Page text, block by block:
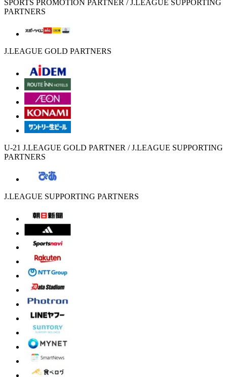
SPORTS PROMOTION PARTNER / J.LEAGUE SUPPORTING
PARTNERS
J.LEAGUE GOLD PARTNERS
U-21 J.LEAGUE GOLD PARTNER / J.LEAGUE SUPPORTING
PARTNERS
J.LEAGUE SUPPORTING PARTNERS